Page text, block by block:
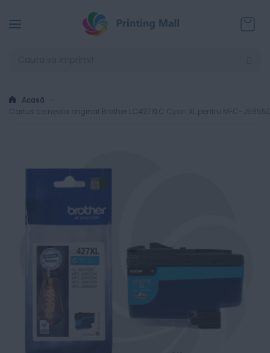
Acasă
Cartus cerneala original Brother LC427XLC Cyan XL pentru MFC-